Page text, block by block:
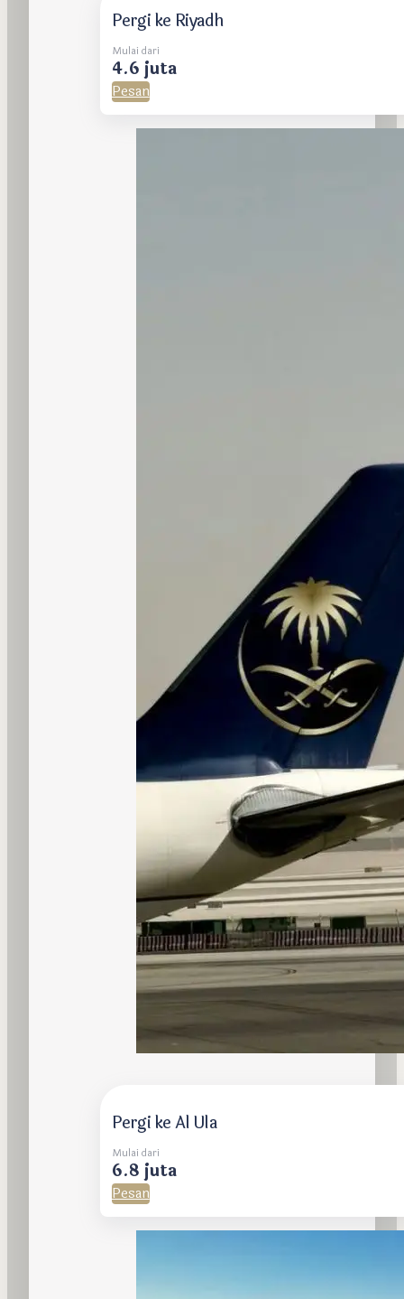
Pergi ke Riyadh
Mulai dari
4.6 juta
Pesan
Pergi ke Al Ula
Mulai dari
6.8 juta
Pesan